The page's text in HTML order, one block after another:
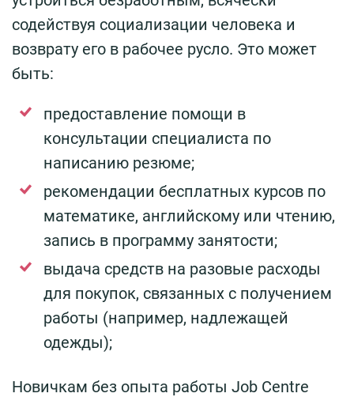
содействуя социализации человека и
возврату его в рабочее русло. Это может
быть:
предоставление помощи в
консультации специалиста по
написанию резюме;
рекомендации бесплатных курсов по
математике, английскому или чтению,
запись в программу занятости;
выдача средств на разовые расходы
для покупок, связанных с получением
работы (например, надлежащей
одежды);
Новичкам без опыта работы Job Centre